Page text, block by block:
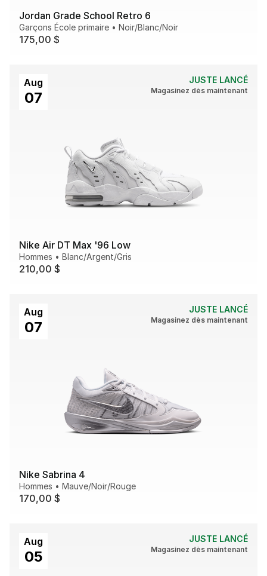
Jordan Grade School Retro 6
Garçons École primaire • Noir/Blanc/Noir
175,00 $
Aug
07
JUSTE LANCÉ
Magasinez dès maintenant
Nike Air DT Max '96 Low
Hommes • Blanc/Argent/Gris
210,00 $
Aug
07
JUSTE LANCÉ
Magasinez dès maintenant
Nike Sabrina 4
Hommes • Mauve/Noir/Rouge
170,00 $
Aug
05
JUSTE LANCÉ
Magasinez dès maintenant